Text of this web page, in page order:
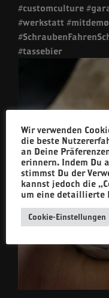
#customculture
#werkstatt
#tassebier
Wir verwenden
die beste
an Deine
erinnern. Indem Du
stimmst Du der
kannst jedoch die
um eine detaillierte
Cookie-Einstellungen